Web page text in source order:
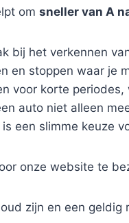
om sneller van A
bij het verkennen
en stoppen waar je
voor korte
auto niet alleen
is een slimme keuze
onze website te
zijn en een